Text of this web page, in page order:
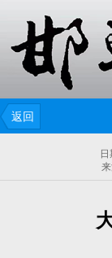
返回
日